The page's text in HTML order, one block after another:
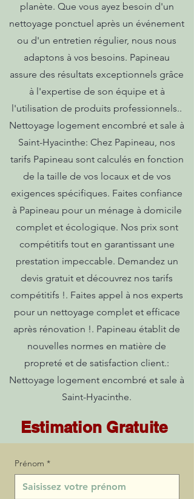
planète. Que vous ayez besoin d'un
nettoyage ponctuel après un événement
ou d'un entretien régulier, nous nous
adaptons à vos besoins. Papineau
assure des résultats exceptionnels grâce
à l'expertise de son équipe et à
l'utilisation de produits professionnels..
Nettoyage logement encombré et sale à
Saint-Hyacinthe: Chez Papineau, nos
tarifs Papineau sont calculés en fonction
de la taille de vos locaux et de vos
exigences spécifiques. Faites confiance
à Papineau pour un ménage à domicile
complet et écologique. Nos prix sont
compétitifs tout en garantissant une
prestation impeccable. Demandez un
devis gratuit et découvrez nos tarifs
compétitifs !. Faites appel à nos experts
pour un nettoyage complet et efficace
après rénovation !. Papineau établit de
nouvelles normes en matière de
propreté et de satisfaction client.:
Nettoyage logement encombré et sale à
Saint-Hyacinthe.
Estimation Gratuite
Prénom *